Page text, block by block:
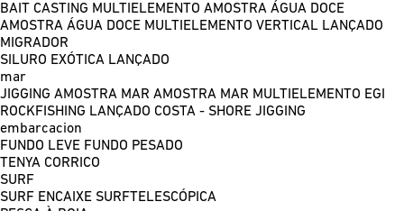
BAIT CASTING MULTIELEMENTO AMOSTRA ÁGUA DOCE
AMOSTRA ÁGUA DOCE MULTIELEMENTO VERTICAL LANÇADO
MIGRADOR
SILURO EXÓTICA LANÇADO
mar
JIGGING AMOSTRA MAR AMOSTRA MAR MULTIELEMENTO EGI
ROCKFISHING LANÇADO COSTA - SHORE JIGGING
embarcacion
FUNDO LEVE FUNDO PESADO
TENYA CORRICO
SURF
SURF ENCAIXE SURFTELESCÓPICA